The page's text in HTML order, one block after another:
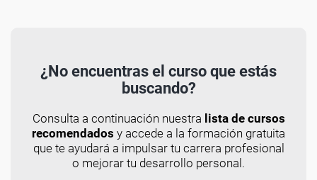
¿No encuentras el curso que estás
buscando?
Consulta a continuación nuestra lista de cursos
recomendados y accede a la formación gratuita
que te ayudará a impulsar tu carrera profesional
o mejorar tu desarrollo personal.